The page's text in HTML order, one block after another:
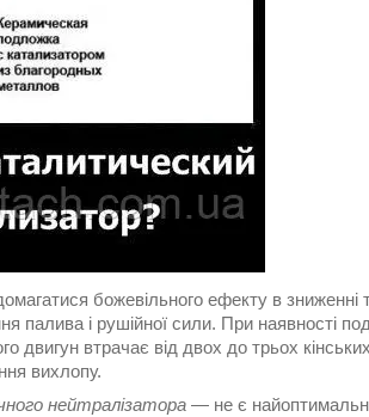
божевільного ефекту в
палива і рушійної сили. При наявності
двигун втрачає від двох до трьох
вихлопу.
нейтралізатора ― не є